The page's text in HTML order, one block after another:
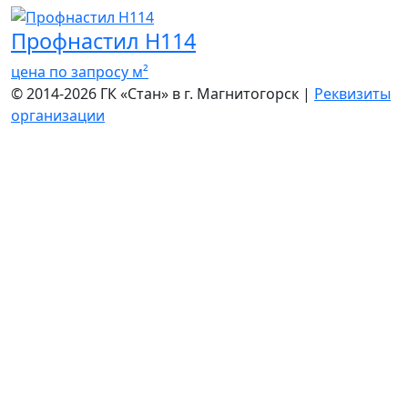
Профнастил Н114
цена по запросу м²
© 2014-2026 ГК «Стан» в г. Магнитогорск | Реквизиты
организации